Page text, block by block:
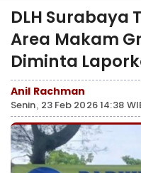
DLH Surabaya
Area Makam
Diminta
Anil Rachman
Senin, 23 Feb 2026 14:38